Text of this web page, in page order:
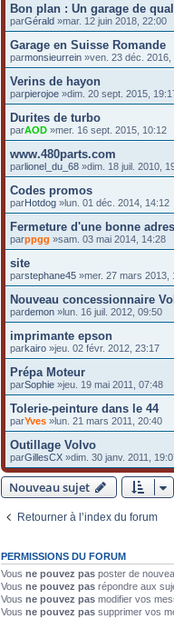
Bon plan : Un garage de
parGérald »mar. 12 juin 2018, 22:00
Garage en Suisse Romande
parmonsieurrein »ven. 23 déc. 2016,
Verins de hayon
parpierojoe »dim. 20 sept. 2015,
Durites de turbo
parAOD »mer. 16 sept. 2015, 10:12
www.480parts.com
parlionel_du_68 »dim. 18 juil. 2010,
Codes promos
parHotdog »lun. 01 déc. 2014, 14:12
Fermeture d'une bonne
parppgg »sam. 03 mai 2014, 14:28
site
parstephane45 »mer. 27 mars 2013,
Nouveau concessionnaire
pardemon »lun. 16 juil. 2012, 09:50
imprimante epson
parkairo »jeu. 02 févr. 2012, 23:17
Prépa Moteur
parSophie »jeu. 19 mai 2011, 07:48
Tolerie-peinture dans le 44
parYves »lun. 21 mars 2011, 20:40
Outillage Volvo
parGillesCX »dim. 30 janv. 2011,
Nouveau sujet
Retourner à l’index du forum
PERMISSIONS DU FORUM
Vous ne pouvez pas poster de
Vous ne pouvez pas répondre aux
Vous ne pouvez pas modifier vos
Vous ne pouvez pas supprimer vos